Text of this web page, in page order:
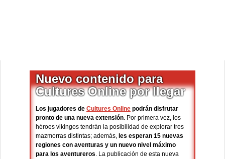
Nuevo contenido para
Cultures Online por llegar
Los jugadores de Cultures Online podrán disfrutar
pronto de una nueva extensión. Por primera vez, los
héroes vikingos tendrán la posibilidad de explorar tres
mazmorras distintas; además, les esperan 15 nuevas
regiones con aventuras y un nuevo nivel máximo
para los aventureros. La publicación de esta nueva